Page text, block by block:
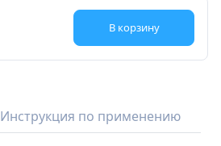
В корзину
Инструкция по применению